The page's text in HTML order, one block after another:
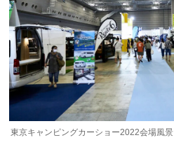
東京キャンピングカーショー2022会場風景